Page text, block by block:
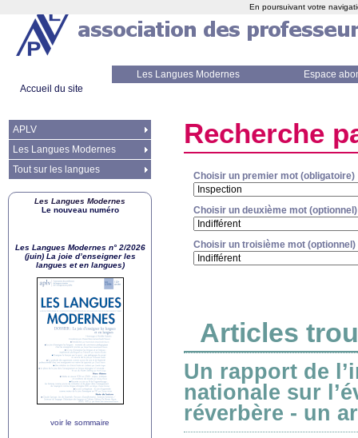
Les Langues Modernes
Espace
Accueil du site
Recherche
Choisir un premier mot (obligatoire)
Choisir un deuxième mot (optionnel)
Choisir un troisième mot (optionnel)
Articles
Un rapport de
nationale sur
réverbère - un
APLV
Les Langues Modernes
Tout sur les langues
Les Langues Modernes
Le nouveau numéro
Les Langues Modernes n° 2/2026
(juin) La joie d’enseigner les
langues et en langues)
voir le sommaire
En poursuivant votre